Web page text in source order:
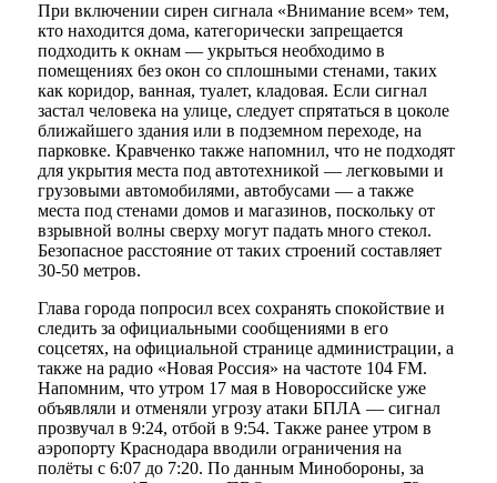
При включении сирен сигнала «Внимание всем» тем,
кто находится дома, категорически запрещается
подходить к окнам — укрыться необходимо в
помещениях без окон со сплошными стенами, таких
как коридор, ванная, туалет, кладовая. Если сигнал
застал человека на улице, следует спрятаться в цоколе
ближайшего здания или в подземном переходе, на
парковке. Кравченко также напомнил, что не подходят
для укрытия места под автотехникой — легковыми и
грузовыми автомобилями, автобусами — а также
места под стенами домов и магазинов, поскольку от
взрывной волны сверху могут падать много стекол.
Безопасное расстояние от таких строений составляет
30-50 метров.
Глава города попросил всех сохранять спокойствие и
следить за официальными сообщениями в его
соцсетях, на официальной странице администрации, а
также на радио «Новая Россия» на частоте 104 FM.
Напомним, что утром 17 мая в Новороссийске уже
объявляли и отменяли угрозу атаки БПЛА — сигнал
прозвучал в 9:24, отбой в 9:54. Также ранее утром в
аэропорту Краснодара вводили ограничения на
полёты с 6:07 до 7:20. По данным Минобороны, за